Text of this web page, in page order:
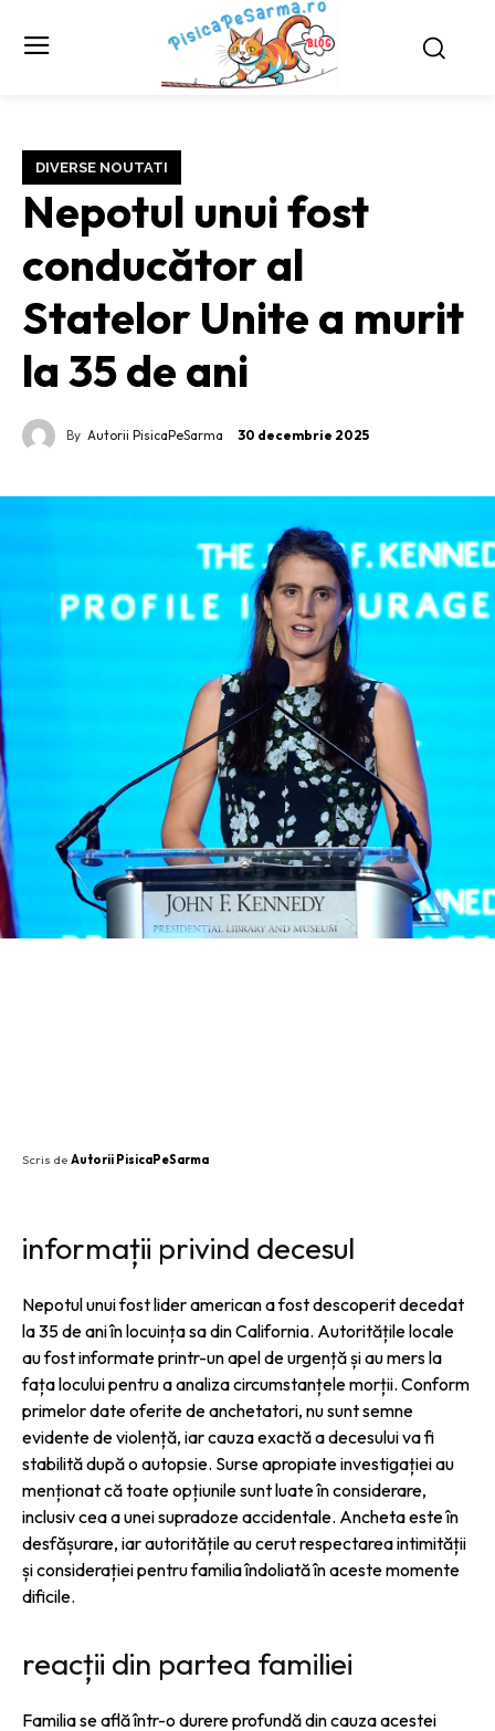
DIVERSE NOUTATI
Nepotul unui fost
conducător al
Statelor Unite a murit
la 35 de ani
By Autorii PisicaPeSarma 30 decembrie 2025
Scris de Autorii PisicaPeSarma
informații privind decesul
Nepotul unui fost lider american a fost descoperit decedat
la 35 de ani în locuința sa din California. Autoritățile locale
au fost informate printr-un apel de urgență și au mers la
fața locului pentru a analiza circumstanțele morții. Conform
primelor date oferite de anchetatori, nu sunt semne
evidente de violență, iar cauza exactă a decesului va fi
stabilită după o autopsie. Surse apropiate investigației au
menționat că toate opțiunile sunt luate în considerare,
inclusiv cea a unei supradoze accidentale. Ancheta este în
desfășurare, iar autoritățile au cerut respectarea intimității
și considerației pentru familia îndoliată în aceste momente
dificile.
reacții din partea familiei
Familia se află într-o durere profundă din cauza acestei